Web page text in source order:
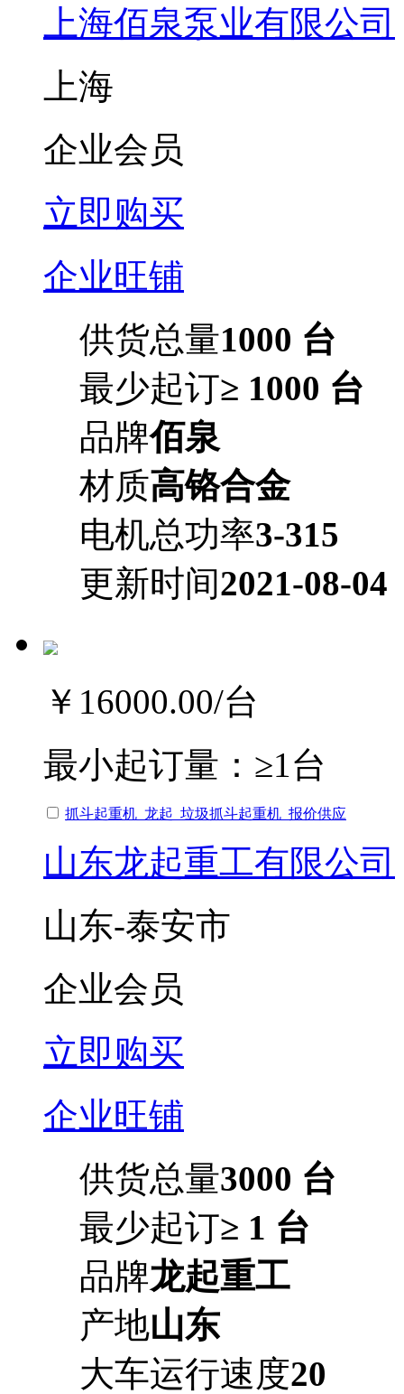
上海佰泉泵业有限公司
上海
企业会员
立即购买
企业旺铺
供货总量1000 台
最少起订≥ 1000 台
品牌佰泉
材质高铬合金
电机总功率3-315
更新时间2021-08-04
￥16000.00/台
最小起订量： ≥1台
抓斗起重机_龙起_垃圾抓斗起重机_报价供应
山东龙起重工有限公司
山东-泰安市
企业会员
立即购买
企业旺铺
供货总量3000 台
最少起订≥ 1 台
品牌龙起重工
产地山东
大车运行速度20